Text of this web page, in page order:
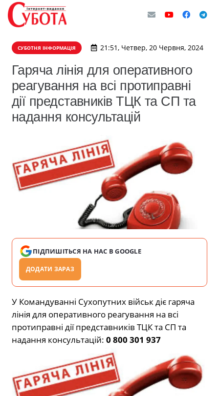
СУБОТНЯ ІНФОРМАЦІЯ 21:51, Четвер, 20 Червня, 2024
Гаряча лінія для оперативного
реагування на всі протиправні
дії представників ТЦК та СП та
надання консультацій
ПІДПИШІТЬСЯ НА НАС В GOOGLE
ДОДАТИ ЗАРАЗ
У Командуванні Сухопутних військ діє гаряча
лінія для оперативного реагування на всі
протиправні дії представників ТЦК та СП та
надання консультацій: 0 800 301 937